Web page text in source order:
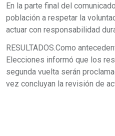
En la parte final del
población a respetar la
actuar con responsabilidad
RESULTADOS.Como
Elecciones informó que los
segunda vuelta serán
vez concluyan la revisión de